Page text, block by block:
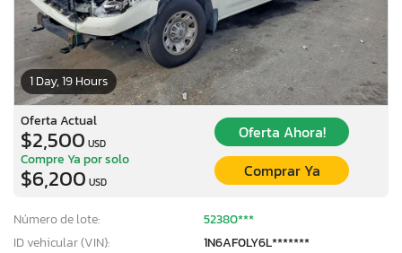
1 Day, 19 Hours
Oferta Actual
$2,500 USD
Oferta Ahora!
Compre Ya por solo
$6,200 USD
Comprar Ya
Número de lote:
52380***
ID vehicular (VIN):
1N6AF0LY6L*******